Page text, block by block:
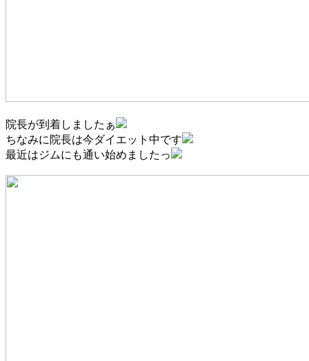
院長が到着しましたぁ
ちなみに院長は今ダイエット中です
最近はジムにも通い始めましたっ